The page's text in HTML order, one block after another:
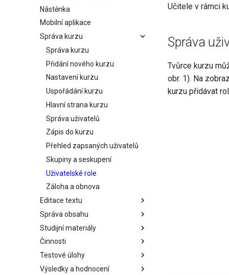
Nástěnka
Mobilní aplikace
Správa kurzu
Správa kurzu
Přidání nového kurzu
Nastavení kurzu
Uspořádání kurzu
Hlavní strana kurzu
Správa uživatelů
Zápis do kurzu
Přehled zapsaných uživatelů
Skupiny a seskupení
Uživatelské role
Záloha a obnova
Editace textu
Editace textu
HTML editor
Vkládání médií
Přednastavené šablony
Správa obsahu
Správa obsahu
Práce se soubory
Repozitáře
Filtry
Studijní materiály
Studijní materiály
Kniha
Oblast textu a médií (Popisek)
Činnosti
Činnosti
Anketa
Testové úlohy
Testové úlohy
Výsledky a hodnocení
Učitele v rámci
Správa
Tvůrce kurzu
obr. 1). Na
kurzu přidávat